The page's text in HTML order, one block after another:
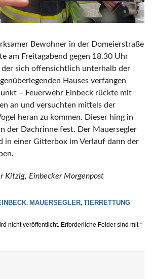
Bewohner in der Domeierstraße
am Freitagabend gegen 18.30 Uhr
der sich offensichtlich unterhalb der
Hauses verfangen
– Feuerwehr Einbeck rückte mit
an und versuchten mittels der
heran zu kommen. Dieser hing in
der Dachrinne fest. Der Mauersegler
in einer Gitterbox im Verlauf dann der
Kitzig, Einbecker Morgenpost
, MAUERSEGLER, TIERRETTUNG
nicht veröffentlicht. Erforderliche Felder sind mit*